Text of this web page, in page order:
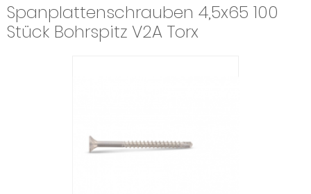
Spanplattenschrauben 4,5x65 100
Stück Bohrspitz V2A Torx